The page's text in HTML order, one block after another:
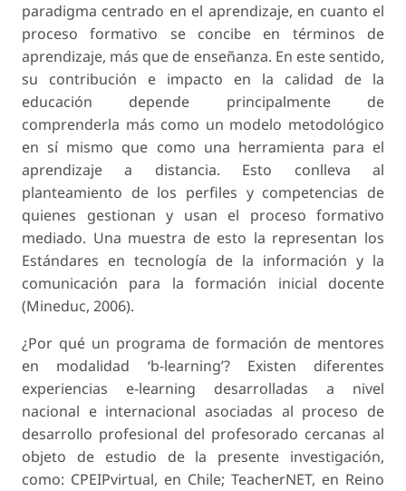
paradigma centrado en el aprendizaje, en cuanto el
proceso formativo se concibe en términos de
aprendizaje, más que de enseñanza. En este sentido,
su contribución e impacto en la calidad de la
educación depende principalmente de
comprenderla más como un modelo metodológico
en sí mismo que como una herramienta para el
aprendizaje a distancia. Esto conlleva al
planteamiento de los perfiles y competencias de
quienes gestionan y usan el proceso formativo
mediado. Una muestra de esto la representan los
Estándares en tecnología de la información y la
comunicación para la formación inicial docente
(Mineduc, 2006).
¿Por qué un programa de formación de mentores
en modalidad ‘b-learning’? Existen diferentes
experiencias e-learning desarrolladas a nivel
nacional e internacional asociadas al proceso de
desarrollo profesional del profesorado cercanas al
objeto de estudio de la presente investigación,
como: CPEIPvirtual, en Chile; TeacherNET, en Reino